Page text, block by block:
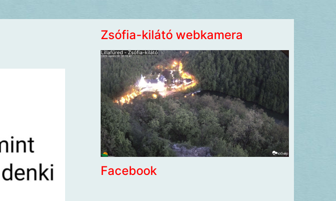
Zsófia-kilátó webkamera
Facebook